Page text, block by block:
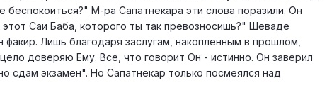
М-ра Сапатнекара эти слова поразили. Он
Саи Баба, которого ты так превозносишь?" Шеваде
Лишь благодаря заслугам, накопленным в прошлом,
доверяю Ему. Все, что говорит Он - истинно. Он заверил
сдам экзамен". Но Сапатнекар только посмеялся над